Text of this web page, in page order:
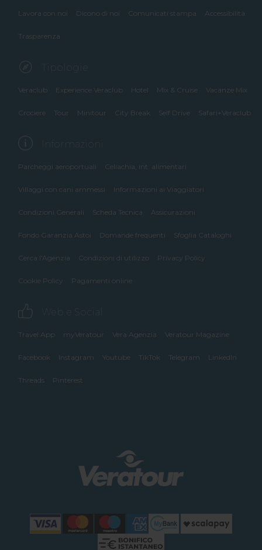
Lavora con noi Dicono di noi Comunicati stampa Accessibilità
Trasparenza
Tipologie
Veraclub Experience Veraclub Hotel Mix & Cruise Vacanze Mix
Crociere Tour Minitour City Break Self Drive Safari+Veraclub
Informazioni
Parcheggi aeroportuali Celiachia, int. alimentari
Villaggi con cani ammessi Informazioni ai Viaggiatori
Condizioni Generali Scheda Tecnica Assicurazioni
Fondo Garanzia Astoi Domande frequenti Sfoglia Cataloghi
Cerca l'Agenzia Condizioni di utilizzo Privacy Policy
Cookie Policy Pagamenti online
Web e Social
Travel App myVeratour Vera Agenzia Veratour Magazine
Facebook Instagram Youtube TikTok Telegram LinkedIn
Threads Pinterest